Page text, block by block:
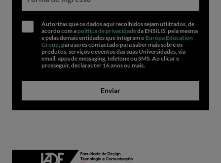
Autorizas que os dados aqui recolhidos sejam utilizados, de
acordo com a política de privacidadeda ENSILIS, pela mesma
e pelas demais entidades que integram o Europa Education
Group , para seres contactado para saber mais sobre os
produtos, serviços e eventos das suas Universidades, via
email, apps de messaging, telefone ou SMS. Ao clicar e
prosseguir, declaras ter 16 anos ou mais.
Enviar